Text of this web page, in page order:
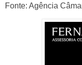
Fonte: Agência